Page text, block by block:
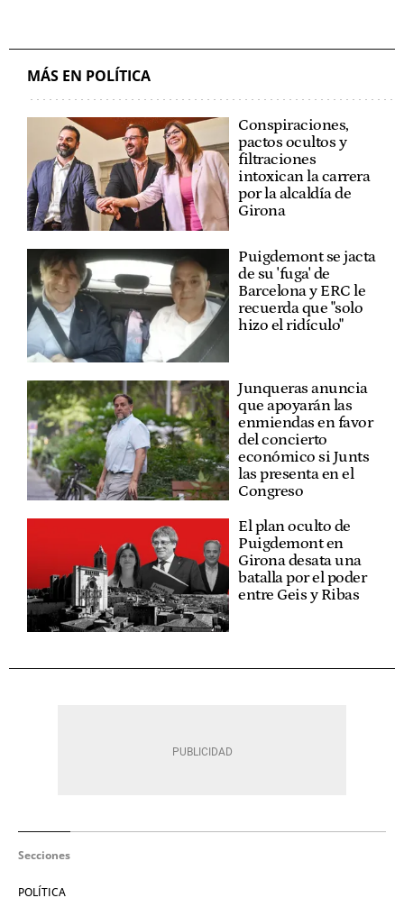
MÁS EN POLÍTICA
Conspiraciones,
pactos ocultos y
filtraciones
intoxican la carrera
por la alcaldía de
Girona
Puigdemont se jacta
de su 'fuga' de
Barcelona y ERC le
recuerda que "solo
hizo el ridículo"
Junqueras anuncia
que apoyarán las
enmiendas en favor
del concierto
económico si Junts
las presenta en el
Congreso
El plan oculto de
Puigdemont en
Girona desata una
batalla por el poder
entre Geis y Ribas
Secciones
POLÍTICA